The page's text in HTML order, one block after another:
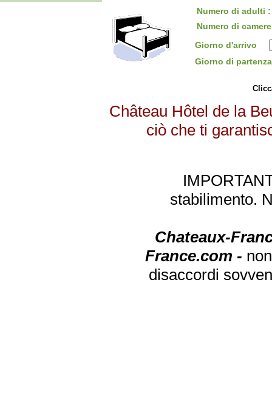
Numero di adulti :
Numero di
Giorno d'arrivo
Giorno di
Château Hôtel de la
ciò che ti
stabilimento.
Chateaux-
France.com -
disaccordi